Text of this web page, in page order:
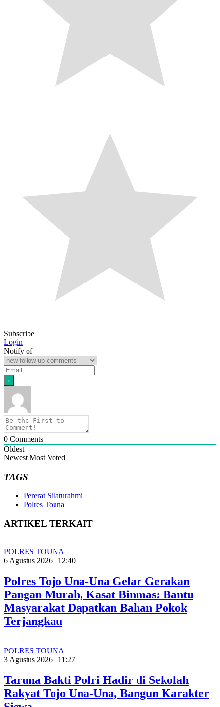
Subscribe
Login
Notify of
0 Comments
Oldest
Newest Most Voted
TAGS
Pererat Silaturahmi
Polres Touna
ARTIKEL TERKAIT
POLRES TOUNA
6 Agustus 2026 | 12:40
Polres Tojo Una-Una Gelar Gerakan
Pangan Murah, Kasat Binmas: Bantu
Masyarakat Dapatkan Bahan Pokok
Terjangkau
POLRES TOUNA
3 Agustus 2026 | 11:27
Taruna Bakti Polri Hadir di Sekolah
Rakyat Tojo Una-Una, Bangun Karakter